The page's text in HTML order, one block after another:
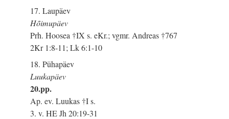
17. Laupäev
Hõimupäev
Prh. Hoosea †IX s. eKr.; vgmr. Andreas †767
2Kr 1:8-11; Lk 6:1-10
18. Pühapäev
Luukapäev
20.pp.
Ap. ev. Luukas †I s.
3. v. HE Jh 20:19-31